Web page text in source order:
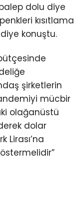
dolu diye
kısıtlama
diye konuştu.
şirketlerin
mücbir
olağanüstü
dolar
Lirası’na